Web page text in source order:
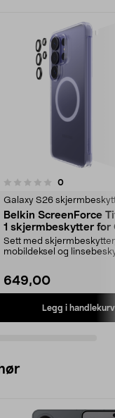
0anmeldelser
Galaxy S26
Belkin ScreenForce
1 skjermbeskytter for
S26 Ultra
Sett med
mobildeksel og
649,00
Legg i handlekurv
5.0 av 5 stjerner